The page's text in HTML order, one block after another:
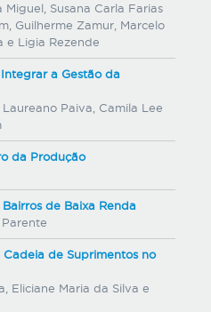
Miguel, Susana Carla Farias
Guilherme Zamur, Marcelo
e Ligia Rezende
a Gestão da
Paiva, Camila Lee
da Produção
de Baixa Renda
de Suprimentos no
Eliciane Maria da Silva e